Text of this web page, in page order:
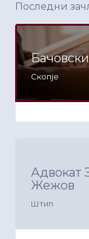
Последни
Скопје
Адвокат
Жежов
Штип